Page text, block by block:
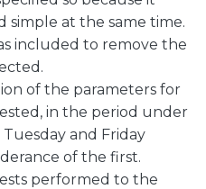
simple at the same time.
included to remove the
of the parameters for
in the period under
and Friday
of the first.
performed to the